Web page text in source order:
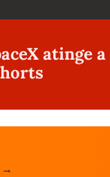
atinge
→